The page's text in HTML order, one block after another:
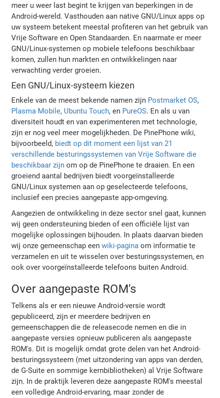
meer u weer last begint te krijgen van beperkingen in de
Android-wereld. Vasthouden aan native GNU/Linux apps op
uw systeem betekent meestal profiteren van het gebruik van
Vrije Software en Open Standaarden. En naarmate er meer
GNU/Linux-systemen op mobiele telefoons beschikbaar
komen, zullen hun markten en ontwikkelingen naar
verwachting verder groeien.
Een GNU/Linux-systeem kiezen
Enkele van de meest bekende namen zijn Postmarket OS,
Plasma Mobile, Ubuntu Touch, en PureOS. En als u van
diversiteit houdt en van experimenteren met technologie,
zijn er nog veel meer mogelijkheden. De PinePhone wiki,
bijvoorbeeld, biedt op dit moment een lijst van 21
verschillende besturingssystemen van Vrije Software die
beschikbaar zijn om op de PinePhone te draaien. En een
groeiend aantal bedrijven biedt voorgeïnstalleerde
GNU/Linux systemen aan op geselecteerde telefoons,
inclusief een precies aangepaste app-omgeving.
Aangezien de ontwikkeling in deze sector snel gaat, kunnen
wij geen ondersteuning bieden of een officiële lijst van
mogelijke oplossingen bijhouden. In plaats daarvan bieden
wij onze gemeenschap eenwiki-pagina om informatie te
verzamelen en uit te wisselen over besturingssystemen, en
ook over voorgeïnstalleerde telefoons buiten Android.
Over aangepaste ROM's
Telkens als er een nieuwe Android-versie wordt
gepubliceerd, zijn er meerdere bedrijven en
gemeenschappen die de releasecode nemen en die in
aangepaste versies opnieuw publiceren als aangepaste
ROM's. Dit is mogelijk omdat grote delen van het Android-
besturingssysteem (met uitzondering van apps van derden,
de G-Suite en sommige kernbibliotheken) al Vrije Software
zijn. In de praktijk leveren deze aangepaste ROM's meestal
een volledige Android-ervaring, maar zonder de